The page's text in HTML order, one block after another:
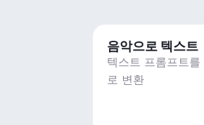
음악으로 텍스트
텍스트 프롬프트
로 변환